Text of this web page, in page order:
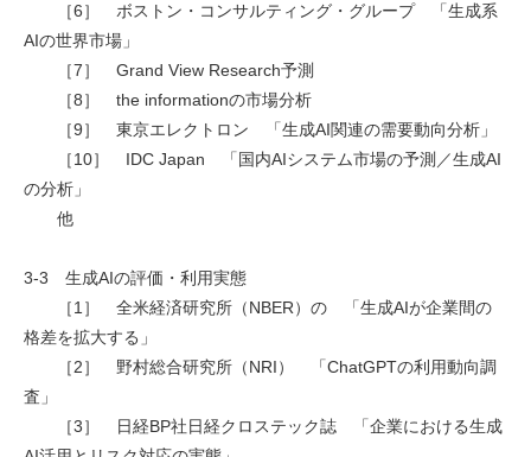
［6］ ボストン・コンサルティング・グループ 「生成系
AIの世界市場」
［7］ Grand View Research予測
［8］ the informationの市場分析
［9］ 東京エレクトロン 「生成AI関連の需要動向分析」
［10］ IDC Japan 「国内AIシステム市場の予測／生成AI
の分析」
他
3-3 生成AIの評価・利用実態
［1］ 全米経済研究所（NBER）の 「生成AIが企業間の
格差を拡大する」
［2］ 野村総合研究所（NRI） 「ChatGPTの利用動向調
査」
［3］ 日経BP社日経クロステック誌 「企業における生成